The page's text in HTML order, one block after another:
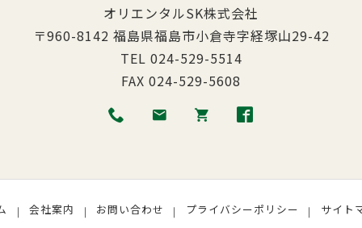
オリエンタルSK株式会社
〒960-8142 福島県福島市小倉寺字経塚山29-42
TEL 024-529-5514
FAX 024-529-5608
会社案内 お問い合わせ プライバシーポリシー サイト